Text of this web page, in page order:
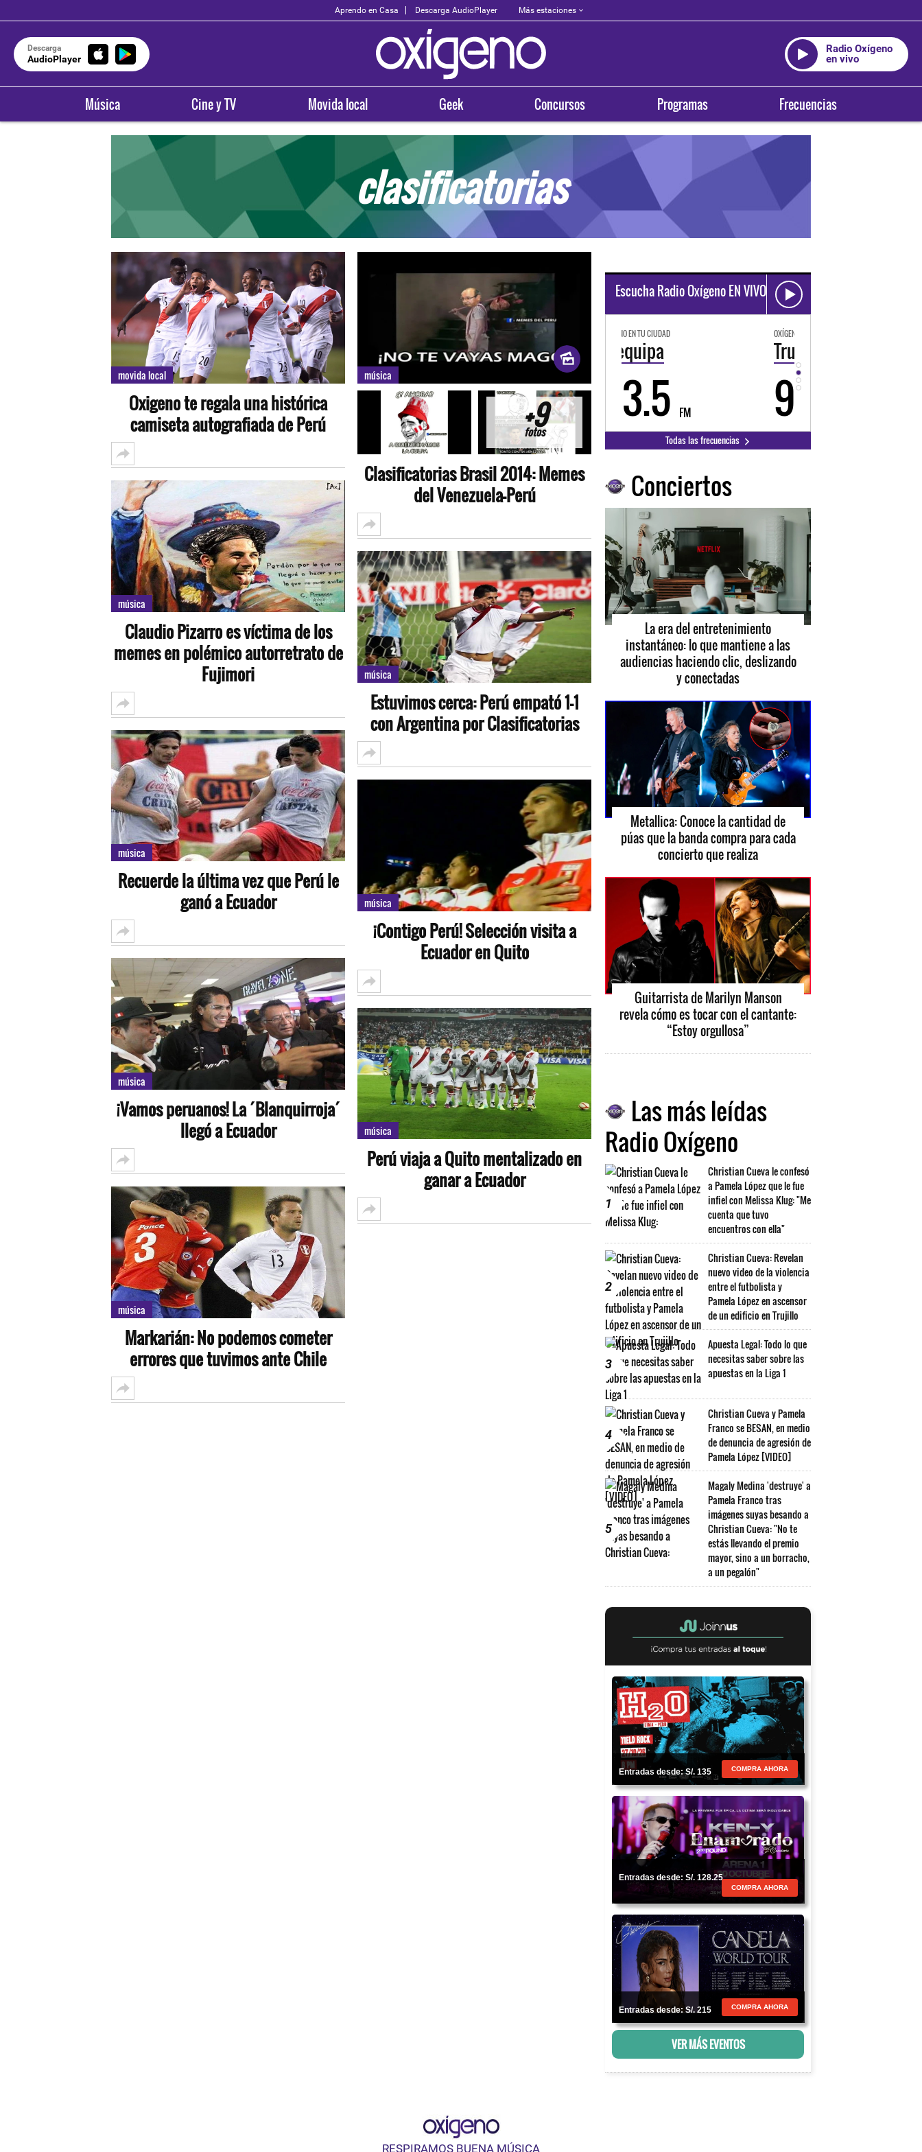
Aprendo en Casa Descarga AudioPlayer Más estaciones
Descarga
AudioPlayer
Radio Oxígeno
en vivo
Música Cine y TV Movida local Geek Concursos Programas Frecuencias
clasificatorias
movida local
Oxigeno te regala una histórica
camiseta autografiada de Perú
música
Claudio Pizarro es víctima de los
memes en polémico autorretrato de
Fujimori
música
Recuerde la última vez que Perú le
ganó a Ecuador
música
¡Vamos peruanos! La ´Blanquirroja´
llegó a Ecuador
música
Markarián: No podemos cometer
errores que tuvimos ante Chile
música
+9
fotos
Clasificatorias Brasil 2014: Memes
del Venezuela-Perú
música
Estuvimos cerca: Perú empató 1-1
con Argentina por Clasificatorias
música
¡Contigo Perú! Selección visita a
Ecuador en Quito
música
Perú viaja a Quito mentalizado en
ganar a Ecuador
Escucha Radio Oxígeno EN VIVO
OXÍGENO EN TU CIUDAD
Arequipa
93.5 FM
OXÍGENO EN TU CIUDAD
Trujillo
98.3 94.3
Todas las frecuencias
Conciertos
La era del entretenimiento
instantáneo: lo que mantiene a las
audiencias haciendo clic, deslizando
y conectadas
Metallica: Conoce la cantidad de
púas que la banda compra para cada
concierto que realiza
Guitarrista de Marilyn Manson
revela cómo es tocar con el cantante:
“Estoy orgullosa”
Las más leídas
Radio Oxígeno
1
Christian Cueva le confesó
a Pamela López que le fue
infiel con Melissa Klug: "Me
cuenta que tuvo
encuentros con ella"
2
Christian Cueva: Revelan
nuevo video de la violencia
entre el futbolista y
Pamela López en ascensor
de un edificio en Trujillo
3
Apuesta Legal: Todo lo que
necesitas saber sobre las
apuestas en la Liga 1
4
Christian Cueva y Pamela
Franco se BESAN, en medio
de denuncia de agresión de
Pamela López [VIDEO]
5
Magaly Medina 'destruye' a
Pamela Franco tras
imágenes suyas besando a
Christian Cueva: "No te
estás llevando el premio
mayor, sino a un borracho,
a un pegalón"
Entradas desde: S/. 135 COMPRA AHORA
Entradas desde: S/. 128.25
COMPRA AHORA
Entradas desde: S/. 215 COMPRA AHORA
VER MÁS EVENTOS
RESPIRAMOS BUENA MÚSICA